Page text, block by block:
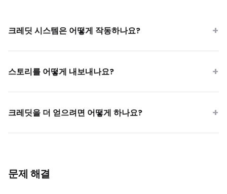
크레딧 시스템은 어떻게 작동하나요?
스토리를 어떻게 내보내나요?
크레딧을 더 얻으려면 어떻게 하나요?
문제 해결